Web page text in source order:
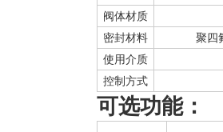
阀体材质
密封材料
聚四
使用介质
控制方式
可选功能：